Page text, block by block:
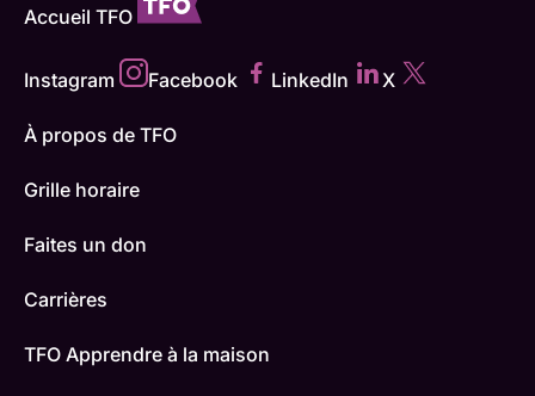
Accueil TFO
Instagram Facebook LinkedIn X
À propos de TFO
Grille horaire
Faites un don
Carrières
TFO Apprendre à la maison